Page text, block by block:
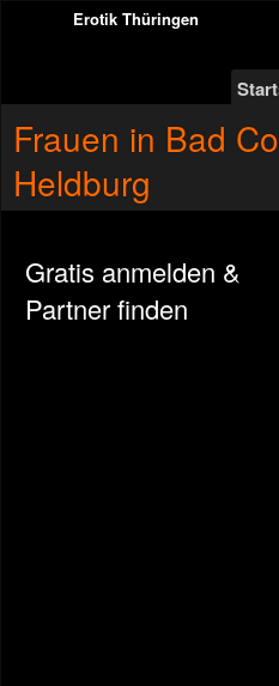
Erotik Thüringen
Frauen in Bad
Heldburg
Gratis anmelden &
Partner finden